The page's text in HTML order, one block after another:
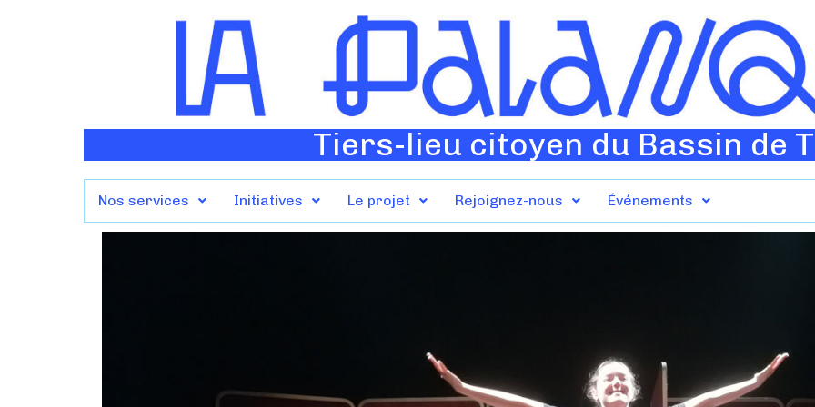
Tiers-lieu citoyen du Bassin de
Nos services Initiatives Le projet Rejoignez-nous Événements